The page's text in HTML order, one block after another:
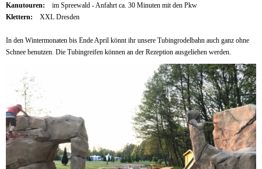
Kanutouren:
im Spreewald - Anfahrt ca. 30 Minuten mit den Pkw
Klettern:
XXL Dresden
In den Wintermonaten bis Ende April könnt ihr unsere Tubingrodelbahn auch ganz ohne
Schnee benutzen. Die Tubingreifen können an der Rezeption ausgeliehen werden.